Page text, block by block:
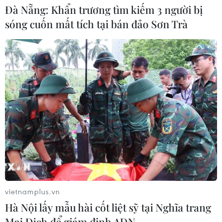
Tổng Biên tập: TRẦN TIẾN DUẨN
Phó Tổng Biên tập: NGUYỄN THỊ TÁM, KHÚC THANH
THỦY
Sở hữu trí tuệ
Quy định sử dụng
RSS
Hỗ trợ
Ngôn ngữ
TTXVN
Dịch vụ tin
Quảng cáo
Liên hệ
Đà Nẵng: Khẩn trương tìm kiếm 3 người bị
sóng cuốn mất tích tại bán đảo Sơn Trà
vietnamplus.vn
Hà Nội lấy mẫu hài cốt liệt sỹ tại Nghĩa trang